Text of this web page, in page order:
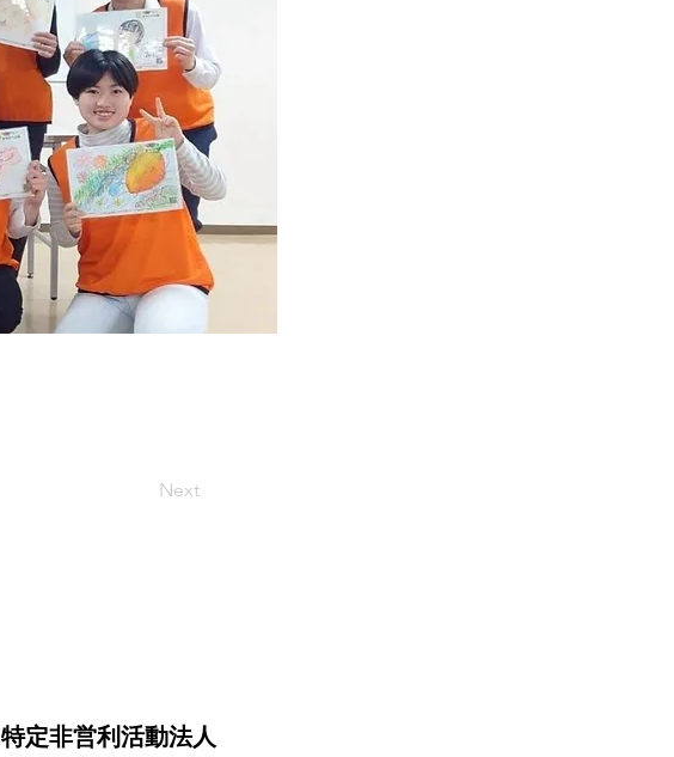
Next
特定非営利活動法人